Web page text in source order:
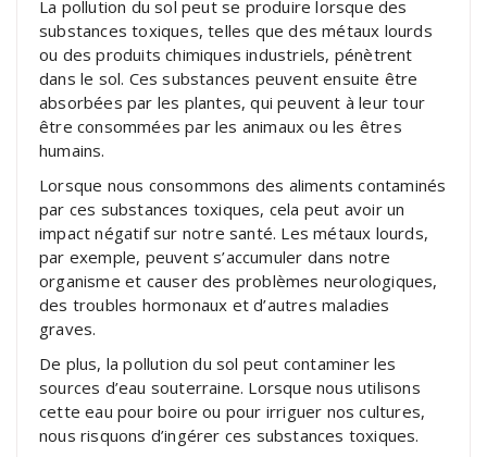
La pollution du sol peut se produire lorsque des
substances toxiques, telles que des métaux lourds
ou des produits chimiques industriels, pénètrent
dans le sol. Ces substances peuvent ensuite être
absorbées par les plantes, qui peuvent à leur tour
être consommées par les animaux ou les êtres
humains.
Lorsque nous consommons des aliments contaminés
par ces substances toxiques, cela peut avoir un
impact négatif sur notre santé. Les métaux lourds,
par exemple, peuvent s’accumuler dans notre
organisme et causer des problèmes neurologiques,
des troubles hormonaux et d’autres maladies
graves.
De plus, la pollution du sol peut contaminer les
sources d’eau souterraine. Lorsque nous utilisons
cette eau pour boire ou pour irriguer nos cultures,
nous risquons d’ingérer ces substances toxiques.